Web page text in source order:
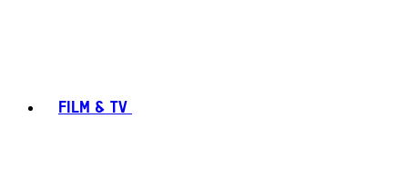
FILM & TV